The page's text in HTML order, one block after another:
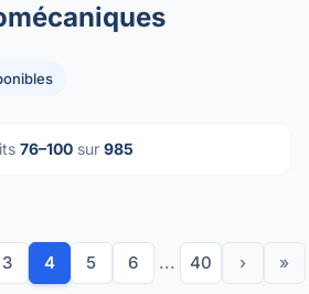
76–100 sur 985
3 4 5 6 ... 40 › »